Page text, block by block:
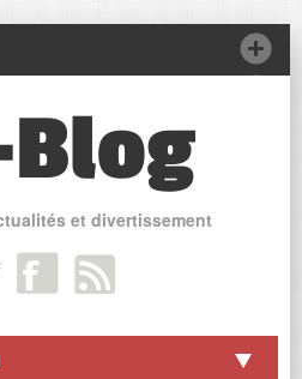
et divertissement